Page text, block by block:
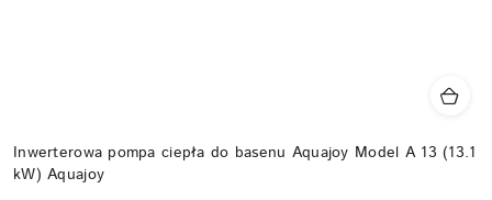
Inwerterowa pompa ciepła do basenu Aquajoy Model A 13 (13.1
kW) Aquajoy